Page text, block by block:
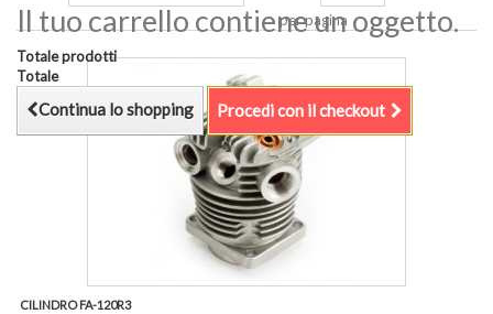
Il tuo carrello contiene un oggetto.
Totale prodotti
Totale
Continua lo shopping Procedi con il checkout
per pagina
CILINDRO FA-120R3